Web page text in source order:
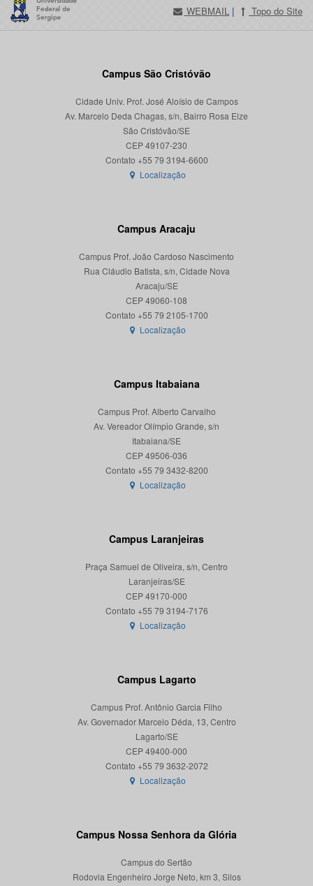
WEBMAIL | Topo do Site
Campus São Cristóvão
Cidade Univ. Prof. José Aloísio de Campos
Av. Marcelo Deda Chagas, s/n, Bairro Rosa Elze
São Cristóvão/SE
CEP 49107-230
Localização
Campus Aracaju
Campus Prof. João Cardoso Nascimento
Rua Cláudio Batista, s/n, Cidade Nova
Aracaju/SE
CEP 49060-108
Localização
Campus Itabaiana
Campus Prof. Alberto Carvalho
Av. Vereador Olímpio Grande, s/n
Itabaiana/SE
CEP 49506-036
Localização
Campus Laranjeiras
Praça Samuel de Oliveira, s/n, Centro
Laranjeiras/SE
CEP 49170-000
Localização
Campus Lagarto
Campus Prof. Antônio Garcia Filho
Av. Governador Marcelo Déda, 13, Centro
Lagarto/SE
CEP 49400-000
Localização
Campus Nossa Senhora da Glória
Campus do Sertão
Rodovia Engenheiro Jorge Neto, km 3, Silos